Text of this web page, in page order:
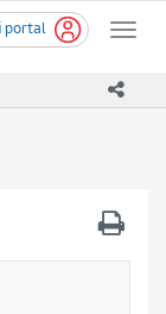
portal
Toggle